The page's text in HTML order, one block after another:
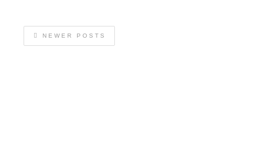
NEWER POSTS